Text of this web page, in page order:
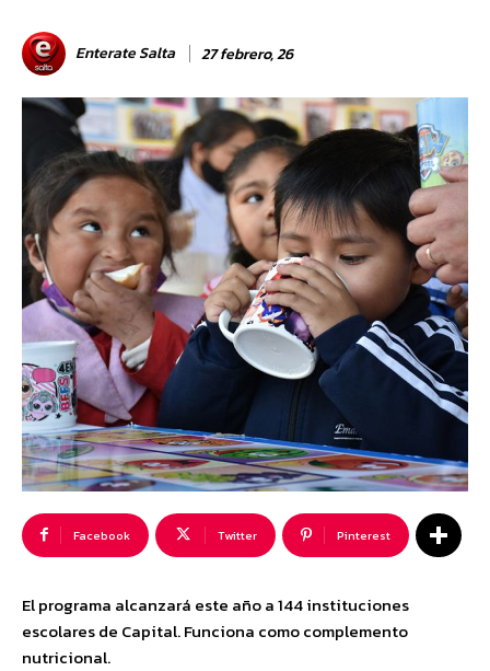
Enterate Salta 27 febrero, 26
Facebook Twitter Pinterest
El programa alcanzará este año a 144 instituciones
escolares de Capital. Funciona como complemento
nutricional.